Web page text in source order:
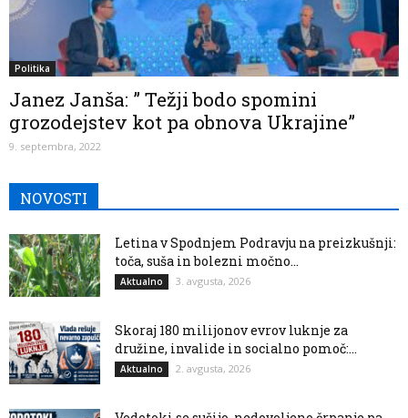
Politika
Janez Janša: ” Težji bodo spomini
grozodejstev kot pa obnova Ukrajine”
9. septembra, 2022
NOVOSTI
Letina v Spodnjem Podravju na preizkušnji:
toča, suša in bolezni močno...
Aktualno 3. avgusta, 2026
Skoraj 180 milijonov evrov luknje za
družine, invalide in socialno pomoč:...
Aktualno 2. avgusta, 2026